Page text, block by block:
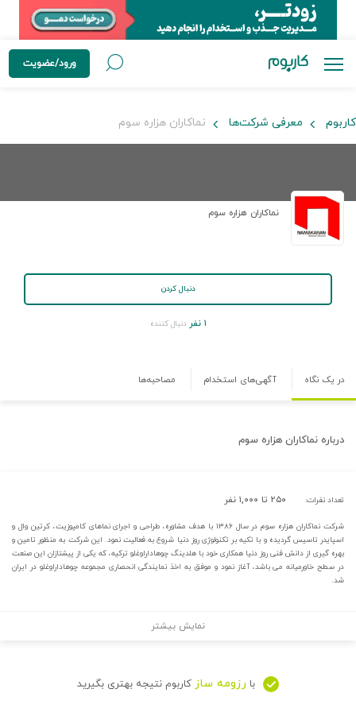
ورود/عضویت
کاربوم معرفی شرکت‌ها نماکاران هزاره سوم
نماکاران هزاره سوم
دنبال کردن
۱ نفر دنبال کننده
در یک نگاه آگهی‌های استخدام مصاحبه‌ها
درباره نماکاران هزاره سوم
تعداد نفرات: ۲۵۰ تا ۱,۰۰۰ نفر
شرکت نماکاران هزاره سوم در سال ۱۳۸۶ با هدف مشاوره، طراحی و اجرای نماهای کامپوزیت، کرتین وال و
اسپایدر تاسیس گردیده و با تکیه بر تکنولوژی روز دنیا شروع به فعالیت نمود. این شرکت به منظور تامین و
بهره گیری از دانش فنی روز دنیا همکاری خود با هلدینگ چوهاداراوغلو ترکیه، که یکی از پیشتازان این صنعت
در سطح خاورمیانه می باشد، آغاز نمود و موفق به اخذ نمایندگی انحصاری مجموعه چوهاداراوغلو در ایران
شد.
نمایش بیشتر
با رزومه ساز کاربوم نتیجه بهتری بگیرید